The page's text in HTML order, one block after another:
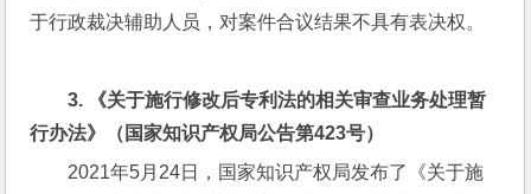
于行政裁决辅助人员，对案件合议结果不具有表决权。
3.
《关于施行修改后专利法的相关审查业务处理暂
行办法》（国家知识产权局公告第423号）
2021年5月24日，国家知识产权局发布了《关于施